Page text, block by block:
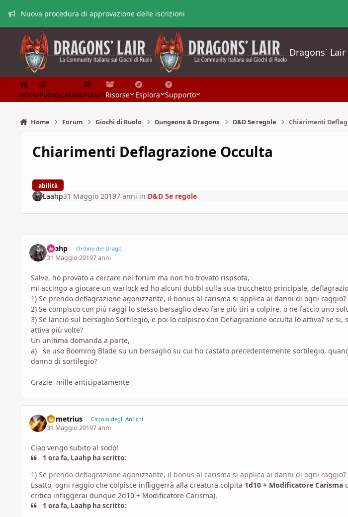
Nuova procedura di approvazione delle iscrizioni
Dragons´ Lair
HomePubblicazioniForumRisorse Esplora Supporto
Home Forum Giochi di Ruolo Dungeons & Dragons D&D 5e regole Chiarimenti
Chiarimenti Deflagrazione Occulta
abilità
Laahp31 Maggio 20197 anni in D&D 5e regole
Laahp Ordine del Drago
31 Maggio 20197 anni
Salve, ho provato a cercare nel forum ma non ho trovato rispsota,
mi accingo a giocare un warlock ed ho alcuni dubbi sulla sua trucchetto principale,
1) Se prendo deflagrazione agonizzante, il bonus al carisma si applica ai danni di ogni raggio?
2) Se compisco con più raggi lo stesso bersaglio devo fare più tiri a colpire, o ne faccio uno
3) Se lancio sul bersaglio Sortilegio, e poi lo colpisco con Deflagrazione occulta lo attiva? se si,
attiva più volte?
Un unltima domanda a parte,
a) se uso Booming Blade su un bersaglio su cui ho castato precedentemente sortilegio,
danno di sortilegio?
Grazie mille anticipatamente
Demetrius Circolo degli Antichi
31 Maggio 20197 anni
Ciao vengo subito al sodo!
1 ora fa, Laahp ha scritto:
1) Se prendo deflagrazione agonizzante, il bonus al carisma si applica ai danni di ogni raggio?
Esatto, ogni raggio che colpisce infliggerrà alla creatura colpita 1d10 + Modificatore Carisma
critico infliggerai dunque 2d10 + Modificatore Carisma).
1 ora fa, Laahp ha scritto: